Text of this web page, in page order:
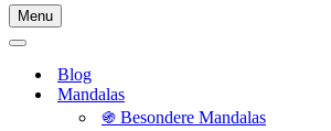
Menu
Navigationsmenü
Navigationsmenü
Blog
Mandalas
֍ Besondere Mandalas